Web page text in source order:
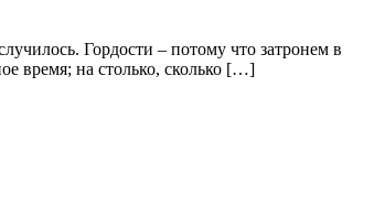
Гордости – потому что затронем в
время; на столько, сколько […]